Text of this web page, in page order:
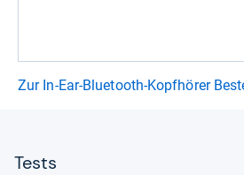
Zur In-Ear-Bluetooth-Kopfhörer
Tests